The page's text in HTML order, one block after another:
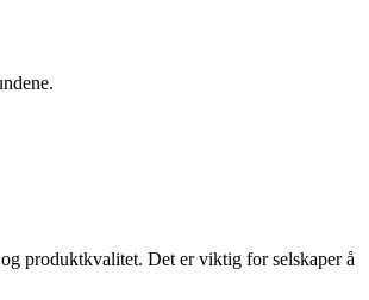
produktkvalitet. Det er viktig for selskaper å